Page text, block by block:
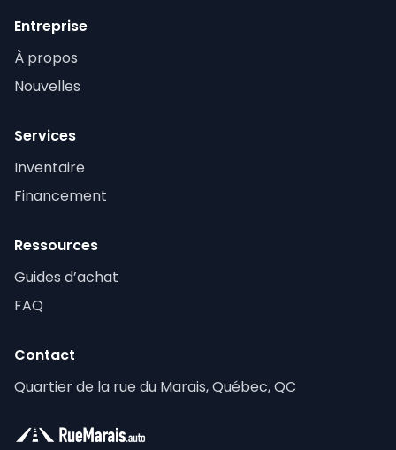
Entreprise
À propos
Nouvelles
Services
Inventaire
Financement
Ressources
Guides d’achat
FAQ
Contact
Quartier de la rue du Marais, Québec, QC